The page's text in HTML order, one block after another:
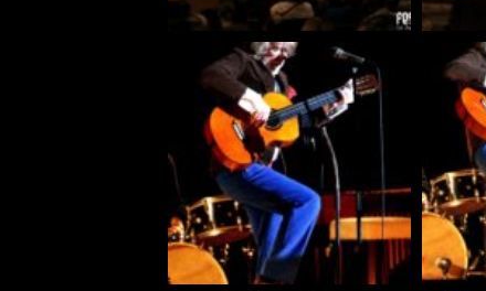
NEUE SINGLE „BEAUTIFUL
ALLGEMEIN